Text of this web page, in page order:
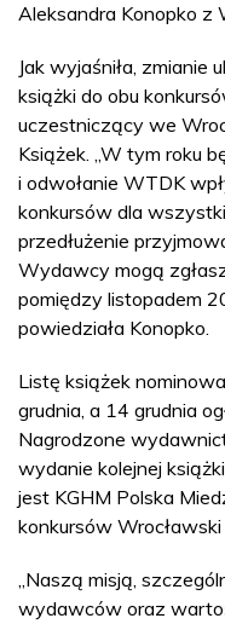
Aleksandra Konopko z
Jak wyjaśniła, zmianie
książki do obu
uczestniczący we
Książek. „W tym roku
i odwołanie WTDK
konkursów dla
przedłużenie
Wydawcy mogą
pomiędzy listopadem
powiedziała Konopko.
Listę książek
grudnia, a 14 grudnia
Nagrodzone
wydanie kolejnej
jest KGHM Polska
konkursów
„Naszą misją,
wydawców oraz